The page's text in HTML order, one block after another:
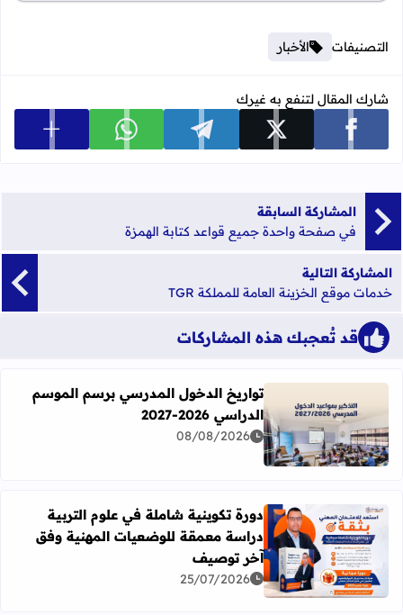
التصنيفات الأخبار
شارك المقال لتنفع به غيرك
شارك على facebook شارك على x شارك على telegram شارك على whatsapp عرض
المشاركة السابقة
في صفحة واحدة جميع قواعد كتابة الهمزة
المشاركة التالية
خدمات موقع الخزينة العامة للمملكة TGR
قد تُعجبك هذه المشاركات
اقرأ المزيد عن تواريخ الدخول المدرسي برسم الموسم الدراسي 2026-
تواريخ الدخول المدرسي برسم الموسم
الدراسي 2026-2027
08/08/2026
اقرأ المزيد عن دورة تكوينية شاملة في علوم التربية
دورة تكوينية شاملة في علوم التربية
دراسة معمقة للوضعيات المهنية وفق
آخر توصيف
25/07/2026